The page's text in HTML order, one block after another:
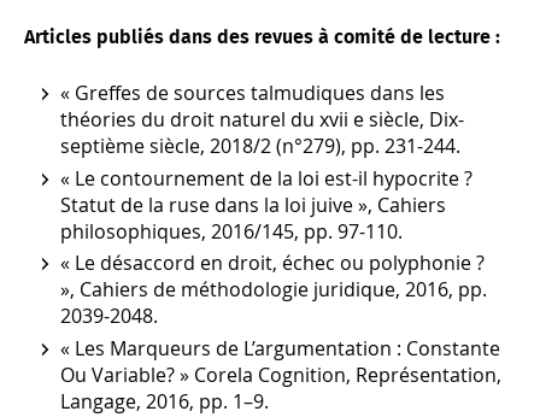
Articles publiés dans des revues à comité de lecture :
« Greffes de sources talmudiques dans les
théories du droit naturel du xvii e siècle, Dix-
septième siècle, 2018/2 (n°279), pp. 231-244.
« Le contournement de la loi est-il hypocrite ?
Statut de la ruse dans la loi juive », Cahiers
philosophiques, 2016/145, pp. 97-110.
« Le désaccord en droit, échec ou polyphonie ?
», Cahiers de méthodologie juridique, 2016, pp.
2039-2048.
« Les Marqueurs de L’argumentation : Constante
Ou Variable? » Corela Cognition, Représentation,
Langage, 2016, pp. 1–9.